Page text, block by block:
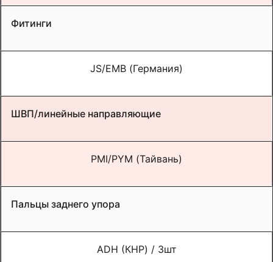
Фитинги
JS/EMB (Германия)
ШВП/линейные направляющие
PMI/PYM (Тайвань)
Пальцы заднего упора
ADH (КНР) / 3шт